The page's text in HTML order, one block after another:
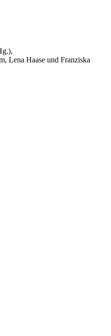
Lena Haase und Franziska